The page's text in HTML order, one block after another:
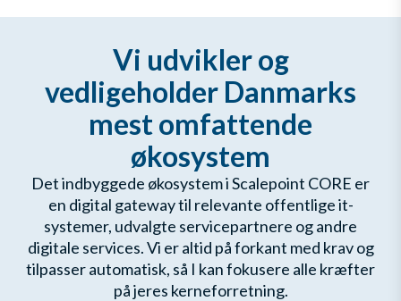
Vi udvikler og
vedligeholder Danmarks
mest omfattende
økosystem
Det indbyggede økosystem i Scalepoint CORE er
en digital gateway til relevante offentlige it-
systemer, udvalgte servicepartnere og andre
digitale services. Vi er altid på forkant med krav og
tilpasser automatisk, så I kan fokusere alle kræfter
på jeres kerneforretning.